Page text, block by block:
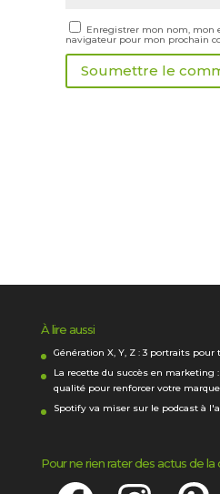
Enregistrer mon nom, mon
navigateur pour mon prochain
Soumettre le
À lire aussi
Génération X, Y, Z : 3 portraits
La recette du succès en marketing
qualité pour renforcer votre
Spotify va miser sur le podcast à
Pour ne rien rater des actus de la
Facebook Instagram Pinterest